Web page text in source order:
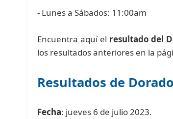
- Lunes a Sábados: 11:00am
Encuentra aquí el resultado del
los resultados anteriores en la
Resultados de
Fecha: jueves 6 de julio 2023.